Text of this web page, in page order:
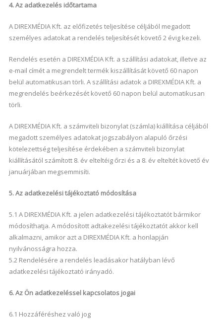
4. Az adatkezelés időtartama
A DIREXMÉDIA Kft. az előfizetés teljesítése céljából megadott
személyes adatokat a rendelés teljesítését követő 2 évig kezeli.
Rendelés esetén a DIREXMÉDIA Kft. a szállítási adatokat, illetve az
e-mail címét a megrendelt termék kiszállítását követő 60 napon
belül automatikusan törli. A szállítási adatok a DIREXMÉDIA Kft. a
megrendelés beérkezését követő 60 napon belül automatikusan
törli.
A DIREXMÉDIA Kft. a számviteli bizonylat (számla) kiállítása céljából
megadott személyes adatokat jogszabályon alapuló őrzési
kötelezettség teljesítése érdekében a számviteli bizonylat
kiállításától számított 8. év elteltéig őrzi és a 8. év elteltét követő év
januárjában megsemmisíti.
5. Az adatkezelési tájékoztató módosítása
5.1 A DIREXMÉDIA Kft. a jelen adatkezelési tájékoztatót bármikor
módosíthatja. A módosított adtakezelési tájékoztatót akkor kell
alkalmazni, amikor azt a DIREXMÉDIA Kft. a honlapján
nyilvánosságra hozza.
5.2 Rendelésére a rendelés leadásakor hatályban lévő
adatkezelési tájékoztató irányadó.
6. Az Ön adatkezeléssel kapcsolatos jogai
6.1 Hozzáféréshez való jog